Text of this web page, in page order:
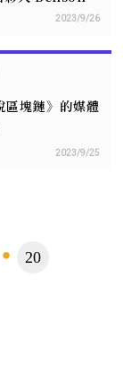
2023/9/26
區塊鏈》的媒體
2023/9/25
... 20